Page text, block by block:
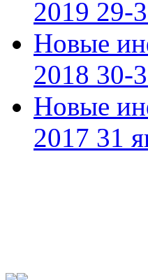
2019 29-
Новые
2018 30-
Новые
2017 31